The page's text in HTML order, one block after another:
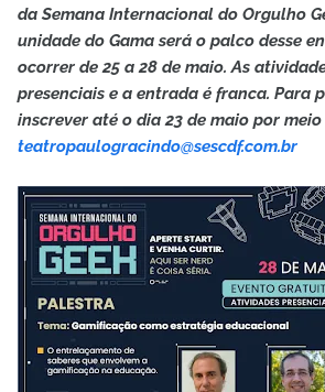
da Semana Internacional do Orgulho
unidade do Gama será o palco desse
ocorrer de 25 a 28 de maio. As
presenciais e a entrada é franca. Para
inscrever até o dia 23 de maio por
teatropaulogracindo@sescdf.com.br